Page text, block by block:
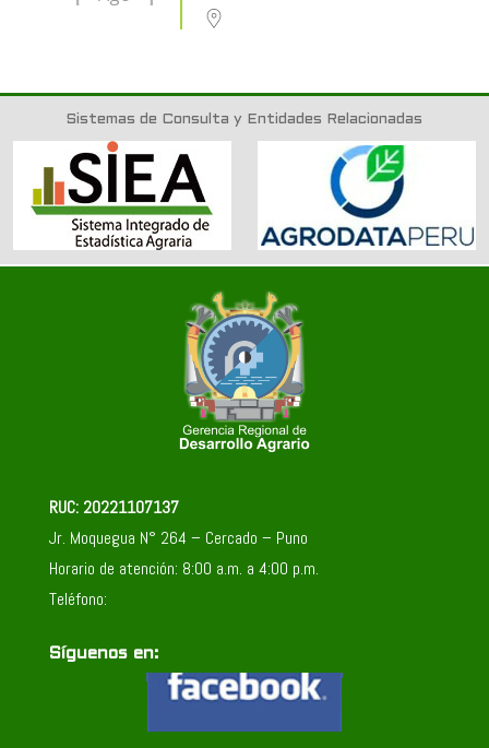
Sistemas de Consulta y Entidades Relacionadas
RUC: 20221107137
Jr. Moquegua N° 264 – Cercado – Puno
Horario de atención: 8:00 a.m. a 4:00 p.m.
Teléfono:
Síguenos en: